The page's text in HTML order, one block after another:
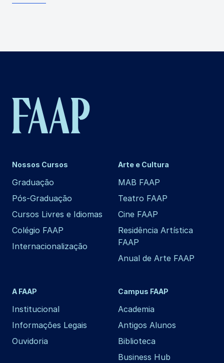
Nossos Cursos
Graduação
Pós-Graduação
Cursos Livres e Idiomas
Colégio FAAP
Internacionalização
Arte e Cultura
MAB FAAP
Teatro FAAP
Cine FAAP
Residência Artística
FAAP
Anual de Arte FAAP
A FAAP
Institucional
Informações Legais
Ouvidoria
Campus FAAP
Academia
Antigos Alunos
Biblioteca
Business Hub